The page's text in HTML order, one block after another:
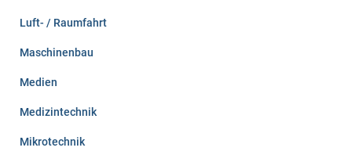
Luft- / Raumfahrt
Maschinenbau
Medien
Medizintechnik
Mikrotechnik